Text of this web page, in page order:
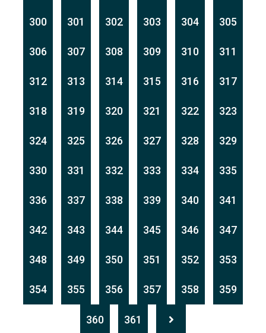
300 301 302 303 304 305
306 307 308 309 310 311
312 313 314 315 316 317
318 319 320 321 322 323
324 325 326 327 328 329
330 331 332 333 334 335
336 337 338 339 340 341
342 343 344 345 346 347
348 349 350 351 352 353
354 355 356 357 358 359
360 361